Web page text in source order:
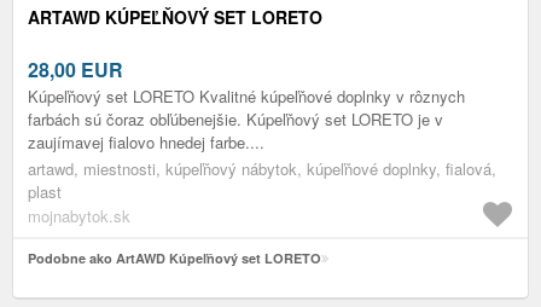
ARTAWD KÚPEĽŇOVÝ SET LORETO
28,00 EUR
Kúpeľňový set LORETO Kvalitné kúpeľňové doplnky v rôznych
farbách sú čoraz obľúbenejšie. Kúpeľňový set LORETO je v
zaujímavej fialovo hnedej farbe....
artawd, miestnosti, kúpeľňový nábytok, kúpeľňové doplnky, fialová,
plast
mojnabytok.sk
Podobne ako ArtAWD Kúpeľňový set LORETO